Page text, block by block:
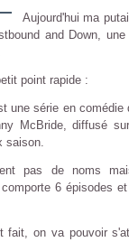
Aujourd'hui ma
and Down,
point rapide :
une série en comédie
McBride, diffusé
saison.
pas de noms
6 épisodes
fait, on va pouvoir